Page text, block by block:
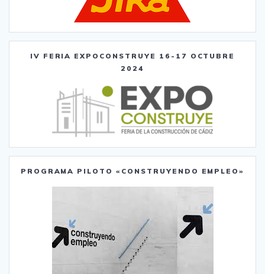
IV FERIA EXPOCONSTRUYE 16-17 OCTUBRE
2024
PROGRAMA PILOTO «CONSTRUYENDO EMPLEO»